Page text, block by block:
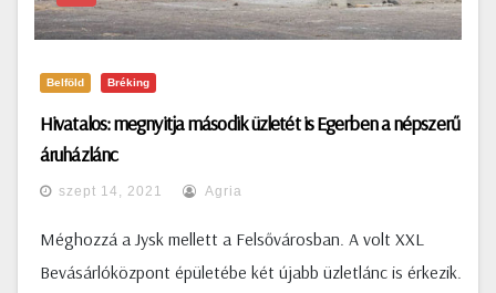
Belföld Bréking
Hivatalos: megnyitja második üzletét is Egerben a népszerű
áruházlánc
szept 14, 2021 Agria
Méghozzá a Jysk mellett a Felsővárosban. A volt XXL
Bevásárlóközpont épületébe két újabb üzletlánc is érkezik.